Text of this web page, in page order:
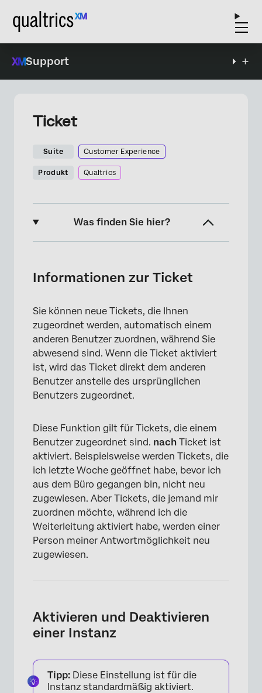
Support
Ticket
Suite Customer Experience
Produkt Qualtrics
Was finden Sie hier?
Aktivieren und Deaktivieren einer Instanz
Informationen zur Ticket
Sie können neue Tickets, die Ihnen
zugeordnet werden, automatisch einem
anderen Benutzer zuordnen, während Sie
abwesend sind. Wenn die Ticket aktiviert
ist, wird das Ticket direkt dem anderen
Benutzer anstelle des ursprünglichen
Benutzers zugeordnet.
Diese Funktion gilt für Tickets, die einem
Benutzer zugeordnet sind. nach Ticket ist
aktiviert. Beispielsweise werden Tickets, die
ich letzte Woche geöffnet habe, bevor ich
aus dem Büro gegangen bin, nicht neu
zugewiesen. Aber Tickets, die jemand mir
zuordnen möchte, während ich die
Weiterleitung aktiviert habe, werden einer
Person meiner Antwortmöglichkeit neu
zugewiesen.
Aktivieren und Deaktivieren
einer Instanz
Tipp: Diese Einstellung ist für die
Instanz standardmäßig aktiviert.